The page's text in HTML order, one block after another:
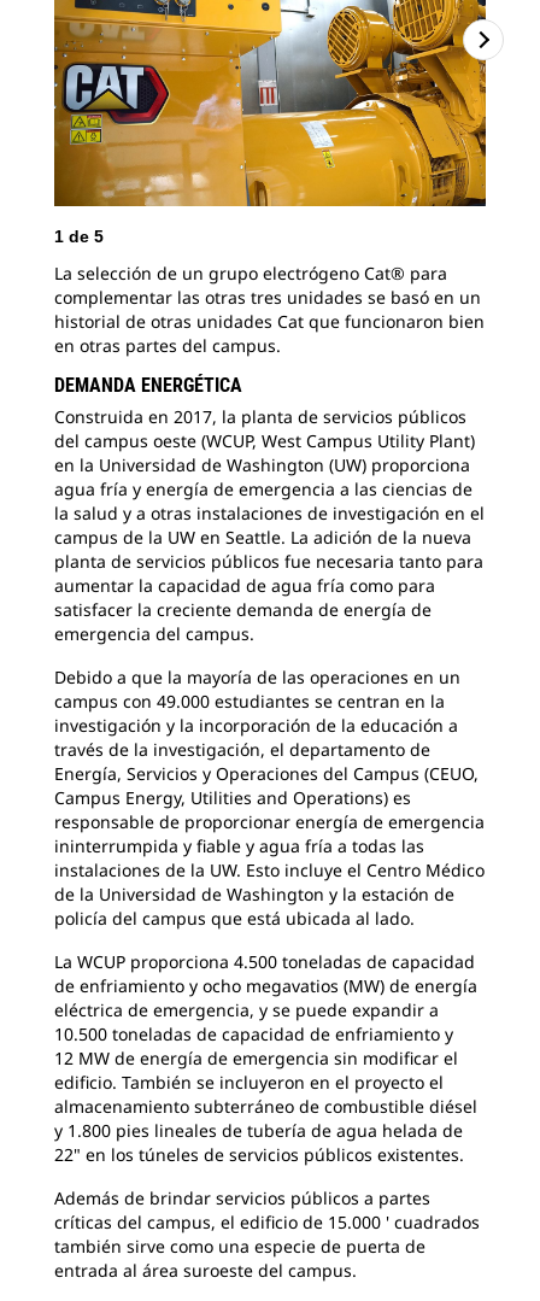
1 de 5
La selección de un grupo electrógeno Cat® para
complementar las otras tres unidades se basó en un
historial de otras unidades Cat que funcionaron bien
en otras partes del campus.
DEMANDA ENERGÉTICA
Construida en 2017, la planta de servicios públicos
del campus oeste (WCUP, West Campus Utility Plant)
en la Universidad de Washington (UW) proporciona
agua fría y energía de emergencia a las ciencias de
la salud y a otras instalaciones de investigación en el
campus de la UW en Seattle. La adición de la nueva
planta de servicios públicos fue necesaria tanto para
aumentar la capacidad de agua fría como para
satisfacer la creciente demanda de energía de
emergencia del campus.
Debido a que la mayoría de las operaciones en un
campus con 49.000 estudiantes se centran en la
investigación y la incorporación de la educación a
través de la investigación, el departamento de
Energía, Servicios y Operaciones del Campus (CEUO,
Campus Energy, Utilities and Operations) es
responsable de proporcionar energía de emergencia
ininterrumpida y fiable y agua fría a todas las
instalaciones de la UW. Esto incluye el Centro Médico
de la Universidad de Washington y la estación de
policía del campus que está ubicada al lado.
La WCUP proporciona 4.500 toneladas de capacidad
de enfriamiento y ocho megavatios (MW) de energía
eléctrica de emergencia, y se puede expandir a
10.500 toneladas de capacidad de enfriamiento y
12 MW de energía de emergencia sin modificar el
edificio. También se incluyeron en el proyecto el
almacenamiento subterráneo de combustible diésel
y 1.800 pies lineales de tubería de agua helada de
22" en los túneles de servicios públicos existentes.
Además de brindar servicios públicos a partes
críticas del campus, el edificio de 15.000 ' cuadrados
también sirve como una especie de puerta de
entrada al área suroeste del campus.